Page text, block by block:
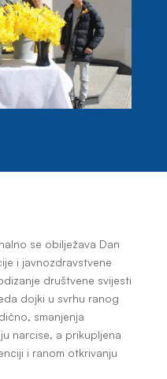
se obilježava Dan
i javnozdravstvene
društvene svijesti
dojki u svrhu ranog
smanjenja
narcise, a prikupljena
i ranom otkrivanju